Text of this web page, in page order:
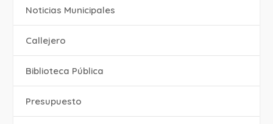
‎Noticias Municipales
Callejero
Biblioteca Pública
Presupuesto